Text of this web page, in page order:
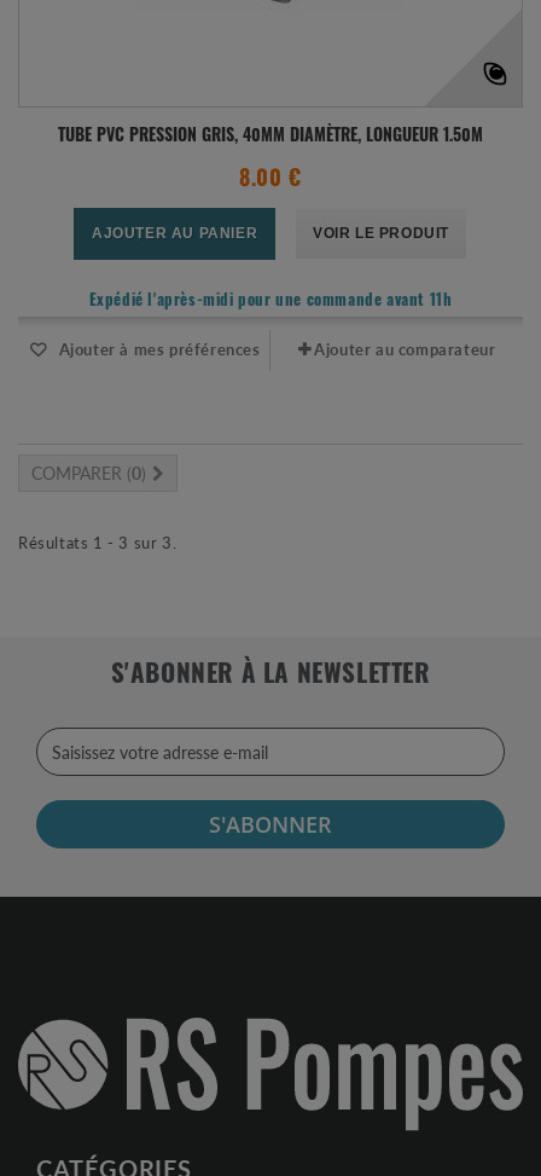
TUBE PVC PRESSION GRIS, 40MM DIAMÈTRE, LONGUEUR 1.50M
8.00 €
AJOUTER AU PANIER VOIR LE PRODUIT
Expédié l'après-midi pour une commande avant 11h
Ajouter à mes préférences Ajouter au comparateur
COMPARER (0)
Résultats 1 - 3 sur 3.
S'ABONNER À LA NEWSLETTER
S'ABONNER
CATÉGORIES